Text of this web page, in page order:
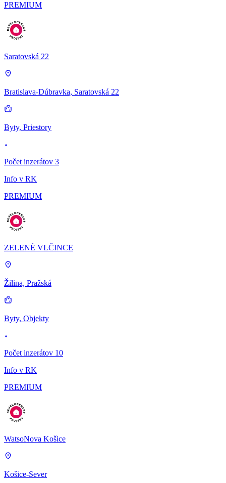
PREMIUM
Saratovská 22
Bratislava-Dúbravka, Saratovská 22
Byty, Priestory
Počet inzerátov 3
Info v RK
PREMIUM
ZELENÉ VLČINCE
Žilina, Pražská
Byty, Objekty
Počet inzerátov 10
Info v RK
PREMIUM
WatsoNova Košice
Košice-Sever